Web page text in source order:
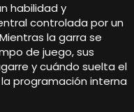
habilidad y
controlada por un
la garra se
de juego, sus
y cuándo suelta el
programación interna